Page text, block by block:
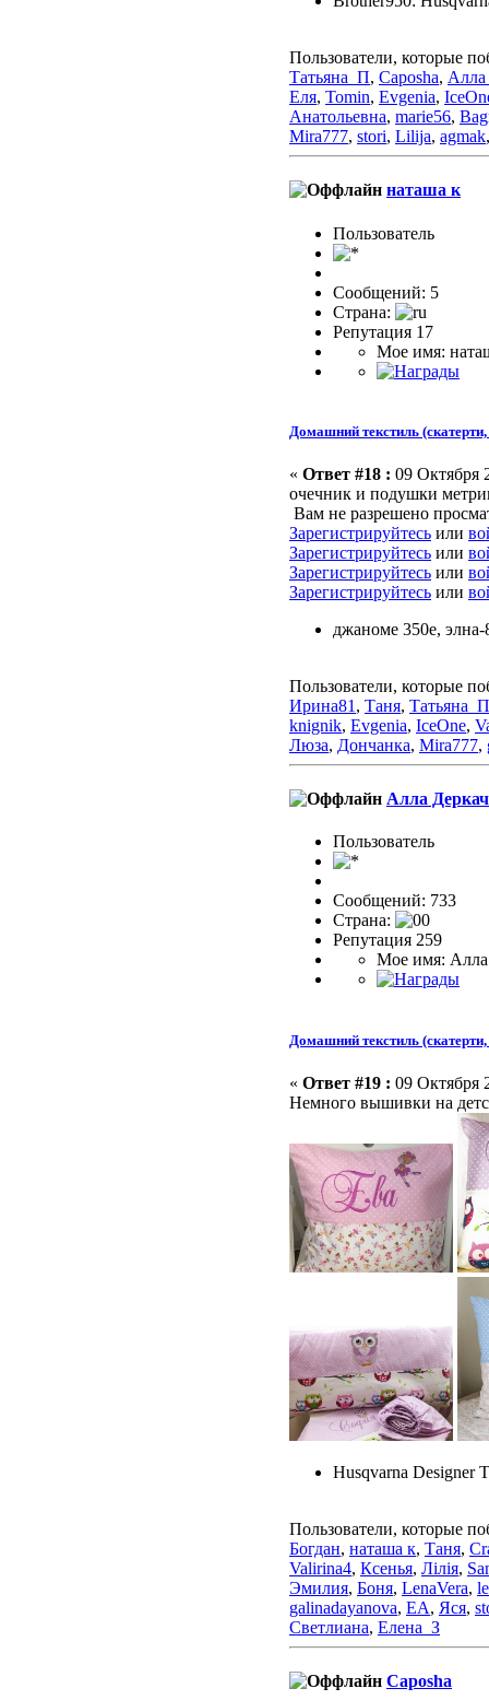
Пользователи, которые
Татьяна_П, Caposha, Алла
Еля, Tomin, Evgenia,
Анатольевна, marie56,
Mira777, stori, Lilija, agmak
наташа к
Пользователь
Сообщений: 5
Страна:
Репутация 17
Мое имя:
Домашний текстиль
« Ответ #18 : 09 Октября
очечник и подушки
Вам не разрешено
Зарегистрируйтесь или
Зарегистрируйтесь или
Зарегистрируйтесь или
Зарегистрируйтесь или
джаноме 350е, элна-
Пользователи, которые
Ирина81 , Таня, Татьяна_П
knignik, Evgenia, IceOne,
Люза, Дончанка, Mira777,
Алла Деркач
Пользовaтeль
Сообщений: 733
Страна:
Репутация 259
Мое имя: Алла
Домашний текстиль
« Ответ #19 : 09 Октября
Немного вышивки на
Husqvarna Designer
Пользователи, которые
Богдан, наташа к, Таня,
Valirina4, Ксенья, Лілія,
Эмилия, Боня, LenaVera,
galinadayanova, ЕА, Яся,
Светлиана, Елена_З
Caposha